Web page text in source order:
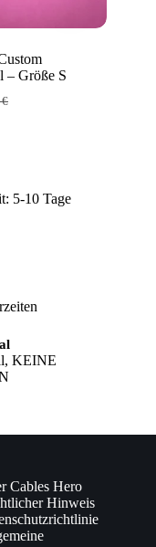
– Größe S
€
5-10 Tage
KEINE
Cables Hero
Hinweis